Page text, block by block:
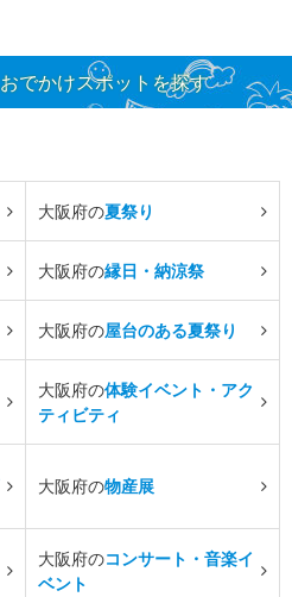
でかけスポットを探す
大阪府の夏祭り
大阪府の縁日・納涼祭
大阪府の屋台のある夏祭り
大阪府の体験イベント・アク
ティビティ
大阪府の物産展
大阪府のコンサート・音楽イ
ベント